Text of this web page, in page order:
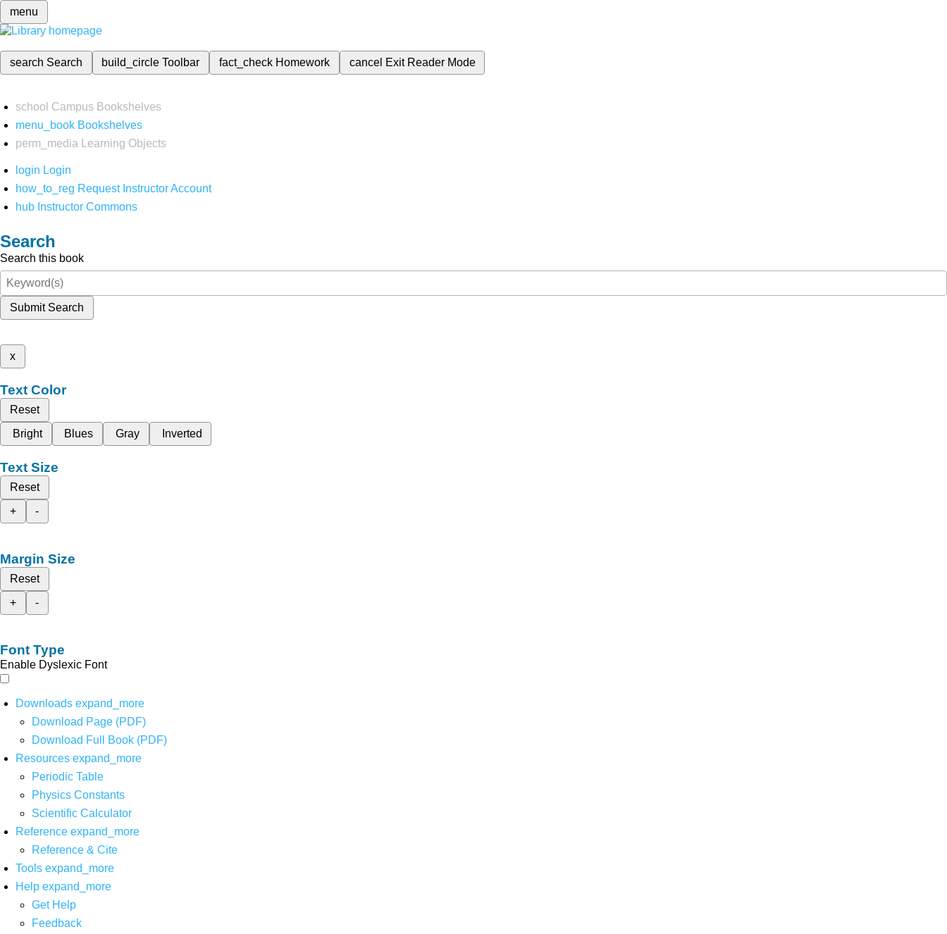
menu
search Search build_circleToolbar fact_check Homework cancel Exit Reader Mode
school Campus Bookshelves
menu_book Bookshelves
perm_media
Learning Objects
login Login
how_to_reg Request Instructor Account
hub Instructor Commons
Search
Search this book
Submit Search
x
Text Color
Reset
Bright
Blues Gray Inverted
Text Size
Reset
+
-
Margin Size
Reset
+
-
Font Type
Enable Dyslexic Font
Downloads expand_more
Download Page (PDF)
Download Full Book (PDF)
Resources expand_more
Periodic Table
Physics Constants
Scientific Calculator
Reference expand_more
Reference & Cite
Tools expand_more
Help expand_more
Get Help
Feedback